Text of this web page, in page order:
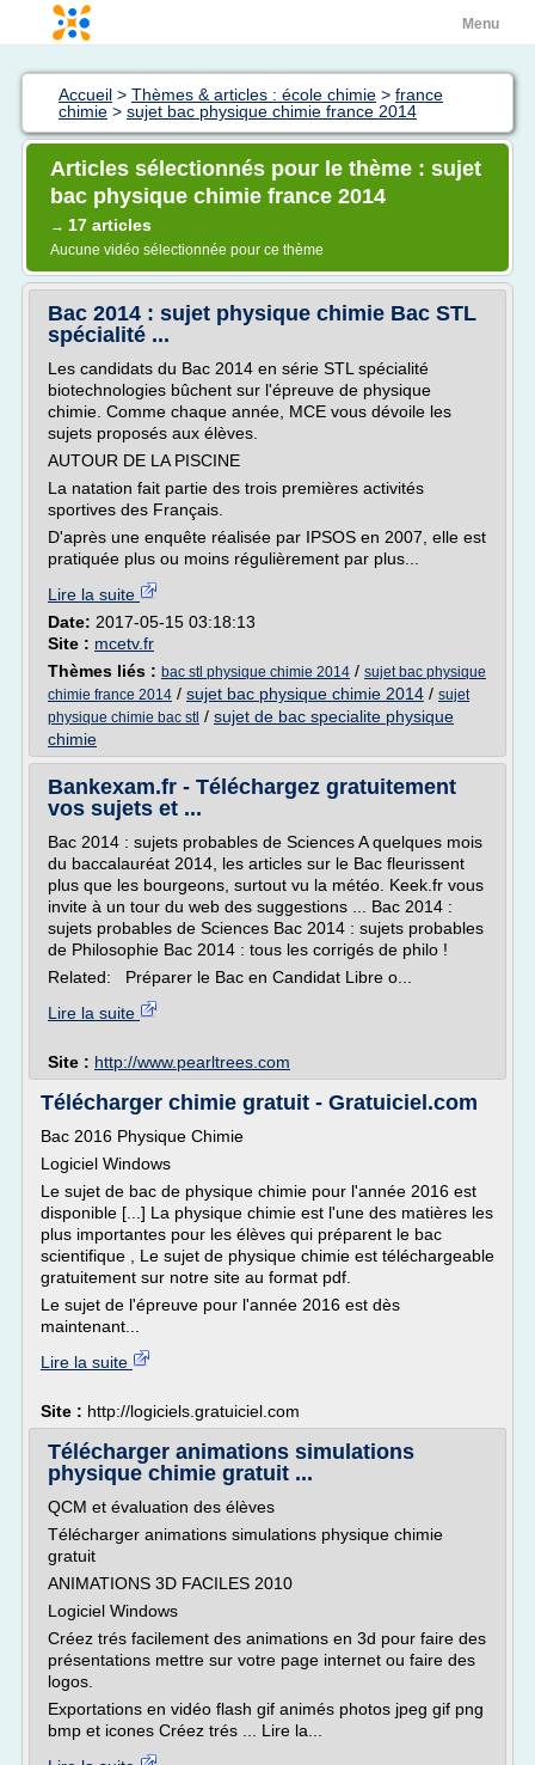
Menu
Accueil > Thèmes & articles : école chimie > france
chimie > sujet bac physique chimie france 2014
Articles sélectionnés pour le thème : sujet
bac physique chimie france 2014
→ 17 articles
Aucune vidéo sélectionnée pour ce thème
Bac 2014 : sujet physique chimie Bac STL
spécialité ...
Les candidats du Bac 2014 en série STL spécialité
biotechnologies bûchent sur l'épreuve de physique
chimie. Comme chaque année, MCE vous dévoile les
sujets proposés aux élèves.
AUTOUR DE LA PISCINE
La natation fait partie des trois premières activités
sportives des Français.
D'après une enquête réalisée par IPSOS en 2007, elle est
pratiquée plus ou moins régulièrement par plus...
Lire la suite
Date: 2017-05-15 03:18:13
Site : mcetv.fr
Thèmes liés : bac stl physique chimie 2014 / sujet bac physique
chimie france 2014 / sujet bac physique chimie 2014 / sujet
physique chimie bac stl / sujet de bac specialite physique
chimie
Bankexam.fr - Téléchargez gratuitement
vos sujets et ...
Bac 2014 : sujets probables de Sciences A quelques mois
du baccalauréat 2014, les articles sur le Bac fleurissent
plus que les bourgeons, surtout vu la météo. Keek.fr vous
invite à un tour du web des suggestions ... Bac 2014 :
sujets probables de Sciences Bac 2014 : sujets probables
de Philosophie Bac 2014 : tous les corrigés de philo !
Related: Préparer le Bac en Candidat Libre o...
Lire la suite
Site : http://www.pearltrees.com
Télécharger chimie gratuit - Gratuiciel.com
Bac 2016 Physique Chimie
Logiciel Windows
Le sujet de bac de physique chimie pour l'année 2016 est
disponible [...] La physique chimie est l'une des matières les
plus importantes pour les élèves qui préparent le bac
scientifique , Le sujet de physique chimie est téléchargeable
gratuitement sur notre site au format pdf.
Le sujet de l'épreuve pour l'année 2016 est dès
maintenant...
Lire la suite
Site : http://logiciels.gratuiciel.com
Télécharger animations simulations
physique chimie gratuit ...
QCM et évaluation des élèves
Télécharger animations simulations physique chimie
gratuit
ANIMATIONS 3D FACILES 2010
Logiciel Windows
Créez trés facilement des animations en 3d pour faire des
présentations mettre sur votre page internet ou faire des
logos.
Exportations en vidéo flash gif animés photos jpeg gif png
bmp et icones Créez trés ... Lire la...